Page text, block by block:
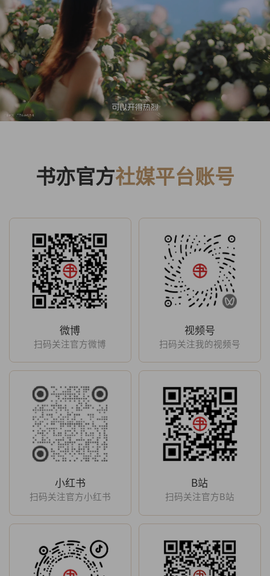
书亦官方社媒平台账号
微博
扫码关注官方微博
视频号
扫码关注我的视频号
小红书
扫码关注官方小红书
B站
扫码关注官方B站